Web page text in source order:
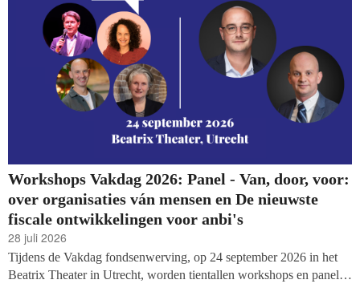
Workshops Vakdag 2026: Panel - Van, door, voor:
over organisaties ván mensen en De nieuwste
fiscale ontwikkelingen voor anbi's
28 juli 2026
Tijdens de Vakdag fondsenwerving, op 24 september 2026 in het
Beatrix Theater in Utrecht, worden tientallen workshops en panels